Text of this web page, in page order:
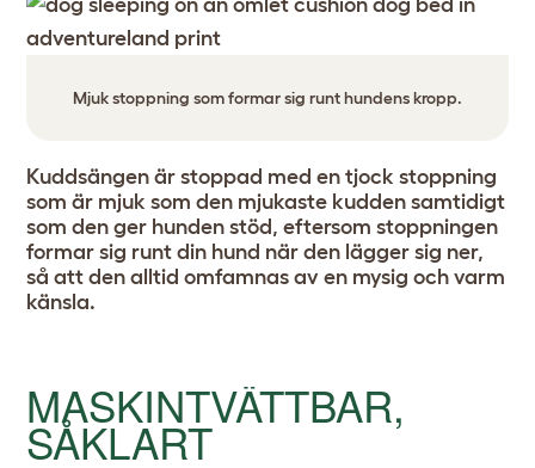
Mjuk stoppning som formar sig runt hundens kropp.
Kuddsängen är stoppad med en tjock stoppning
som är mjuk som den mjukaste kudden samtidigt
som den ger hunden stöd, eftersom stoppningen
formar sig runt din hund när den lägger sig ner,
så att den alltid omfamnas av en mysig och varm
känsla.
MASKINTVÄTTBAR,
SÅKLART